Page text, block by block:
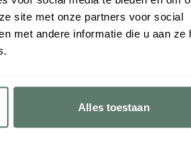
site met onze partners voor social
met andere informatie die u aan ze
Alles toestaan